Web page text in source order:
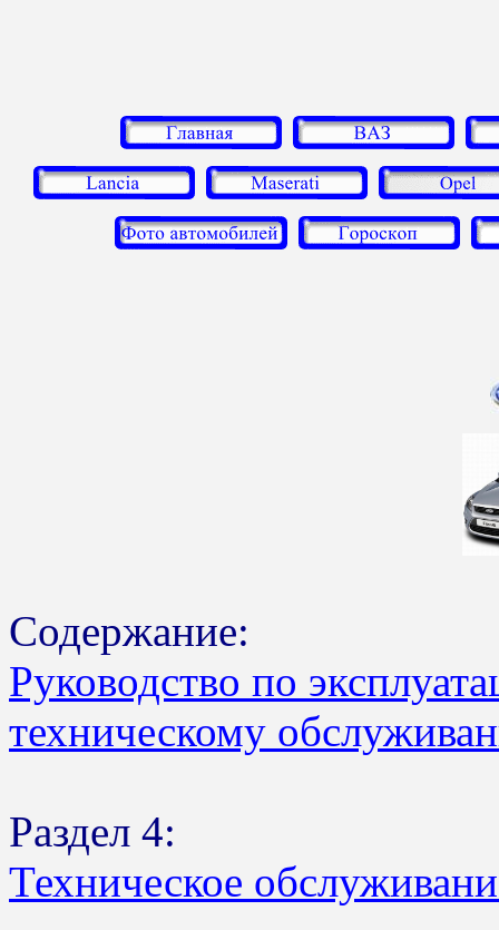
Содержание:
Руководство по
техническому
Раздел 4:
Техническое